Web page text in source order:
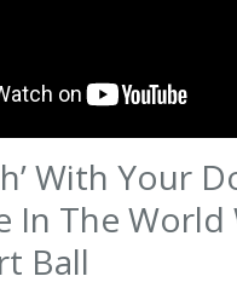
With Your
In The World
Ball